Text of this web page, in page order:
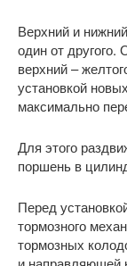
Верхний и
один от другого.
верхний –
установкой
максимально
Для этого
поршень в
Перед
тормозного
тормозных